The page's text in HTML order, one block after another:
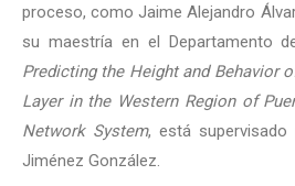
proceso, como Jaime Alejandro
su maestría en el Departamento
Predicting the Height and Behavior
Layer in the Western Region of
Network System, está
Jiménez González.